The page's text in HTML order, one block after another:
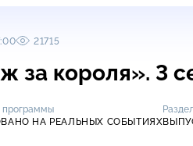
21715
за короля». 3
программы
НА РЕАЛЬНЫХ СОБЫТИЯХ
Раздел